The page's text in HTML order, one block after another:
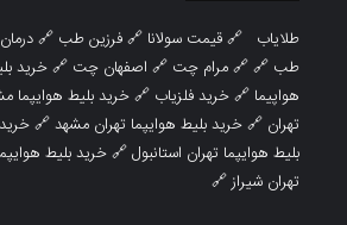
طلایاب 🔗قیمت سولانا 🔗فرزین طب 🔗درمان
طب 🔗 🔗مرام چت 🔗 اصفهان چت 🔗خرید
هواپیما 🔗خرید فلزیاب 🔗خرید بلیط هوایپما
تهران 🔗خرید بلیط هوایپما تهران مشهد🔗خرید
بلیط هوایپما تهران استانبول🔗خرید بلیط
تهران شیراز🔗